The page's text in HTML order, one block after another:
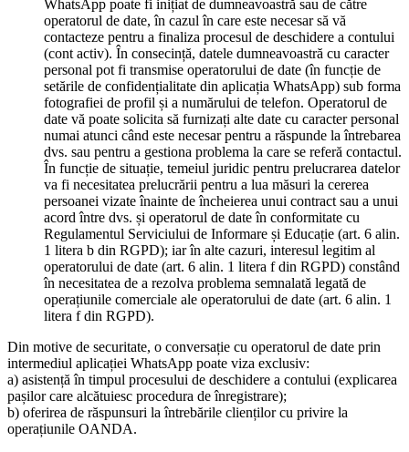
WhatsApp poate fi inițiat de dumneavoastră sau de către
operatorul de date, în cazul în care este necesar să vă
contacteze pentru a finaliza procesul de deschidere a contului
(cont activ). În consecință, datele dumneavoastră cu caracter
personal pot fi transmise operatorului de date (în funcție de
setările de confidențialitate din aplicația WhatsApp) sub forma
fotografiei de profil și a numărului de telefon. Operatorul de
date vă poate solicita să furnizați alte date cu caracter personal
numai atunci când este necesar pentru a răspunde la întrebarea
dvs. sau pentru a gestiona problema la care se referă contactul.
În funcție de situație, temeiul juridic pentru prelucrarea datelor
va fi necesitatea prelucrării pentru a lua măsuri la cererea
persoanei vizate înainte de încheierea unui contract sau a unui
acord între dvs. și operatorul de date în conformitate cu
Regulamentul Serviciului de Informare și Educație (art. 6 alin.
1 litera b din RGPD); iar în alte cazuri, interesul legitim al
operatorului de date (art. 6 alin. 1 litera f din RGPD) constând
în necesitatea de a rezolva problema semnalată legată de
operațiunile comerciale ale operatorului de date (art. 6 alin. 1
litera f din RGPD).
Din motive de securitate, o conversație cu operatorul de date prin
intermediul aplicației WhatsApp poate viza exclusiv:
a) asistență în timpul procesului de deschidere a contului (explicarea
pașilor care alcătuiesc procedura de înregistrare);
b) oferirea de răspunsuri la întrebările clienților cu privire la
operațiunile OANDA.